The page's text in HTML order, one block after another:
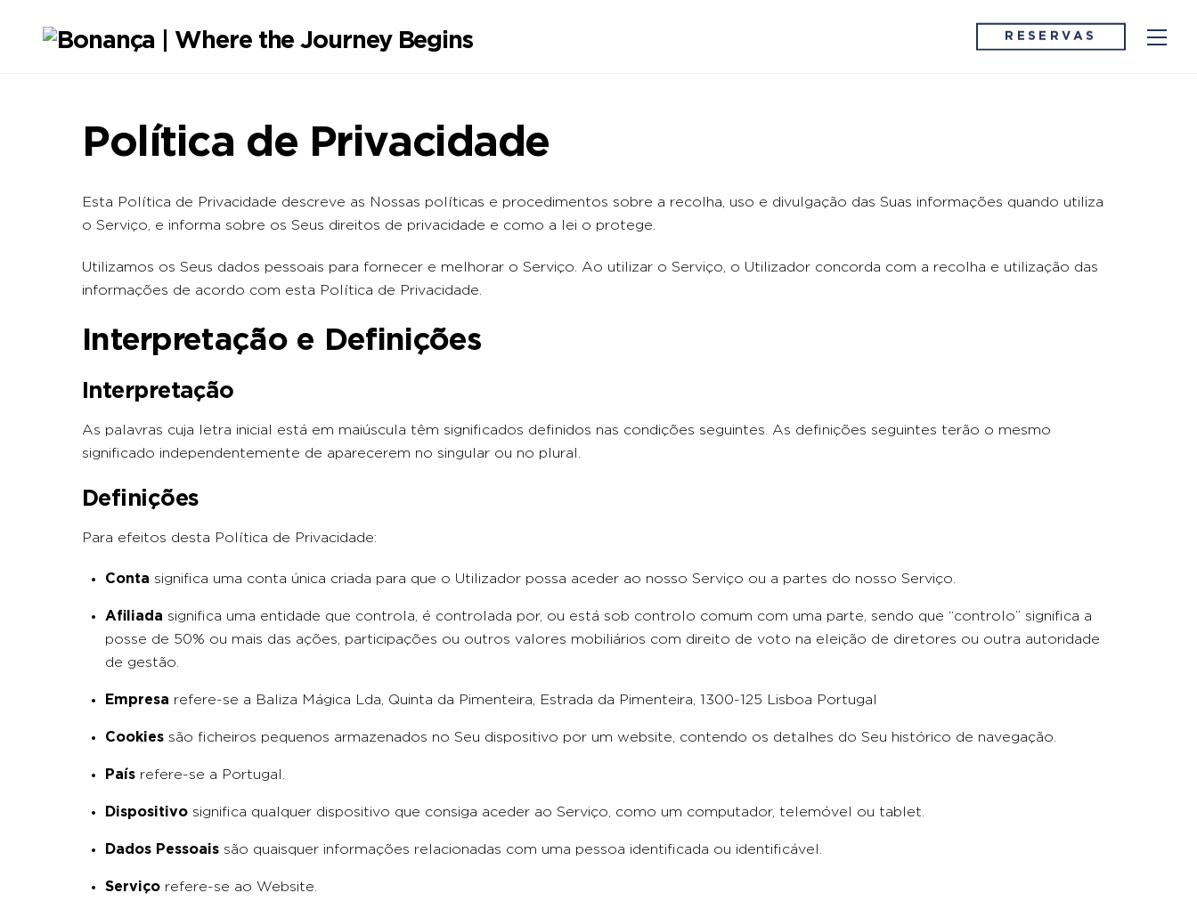
RESERVAS
Política de Privacidade
Esta Política de Privacidade descreve as Nossas políticas e procedimentos sobre a recolha, uso e divulgação das Suas informações quando utiliza
o Serviço, e informa sobre os Seus direitos de privacidade e como a lei o protege.
Utilizamos os Seus dados pessoais para fornecer e melhorar o Serviço. Ao utilizar o Serviço, o Utilizador concorda com a recolha e utilização das
informações de acordo com esta Política de Privacidade.
Interpretação e Definições
Interpretação
As palavras cuja letra inicial está em maiúscula têm significados definidos nas condições seguintes. As definições seguintes terão o mesmo
significado independentemente de aparecerem no singular ou no plural.
Definições
Para efeitos desta Política de Privacidade:
Conta significa uma conta única criada para que o Utilizador possa aceder ao nosso Serviço ou a partes do nosso Serviço.
Afiliada significa uma entidade que controla, é controlada por, ou está sob controlo comum com uma parte, sendo que “controlo” significa a
posse de 50% ou mais das ações, participações ou outros valores mobiliários com direito de voto na eleição de diretores ou outra autoridade
de gestão.
Empresa refere-se a Baliza Mágica Lda, Quinta da Pimenteira, Estrada da Pimenteira, 1300-125 Lisboa Portugal
Cookiessão ficheiros pequenos armazenados no Seu dispositivo por um website, contendo os detalhes do Seu histórico de navegação.
Paísrefere-se a Portugal.
Dispositivosignifica qualquer dispositivo que consiga aceder ao Serviço, como um computador, telemóvel ou tablet.
Dados Pessoaissão quaisquer informações relacionadas com uma pessoa identificada ou identificável.
Serviçorefere-se ao Website.